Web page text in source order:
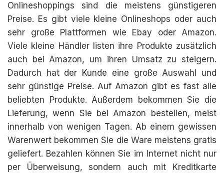
Onlineshoppings sind die meistens günstigeren
Preise. Es gibt viele kleine Onlineshops oder auch
sehr große Plattformen wie Ebay oder Amazon.
Viele kleine Händler listen ihre Produkte zusätzlich
auch bei Amazon, um ihren Umsatz zu steigern.
Dadurch hat der Kunde eine große Auswahl und
sehr günstige Preise. Auf Amazon gibt es fast alle
beliebten Produkte. Außerdem bekommen Sie die
Lieferung, wenn Sie bei Amazon bestellen, meist
innerhalb von wenigen Tagen. Ab einem gewissen
Warenwert bekommen Sie die Ware meistens gratis
geliefert. Bezahlen können Sie im Internet nicht nur
per Überweisung, sondern auch mit Kreditkarte